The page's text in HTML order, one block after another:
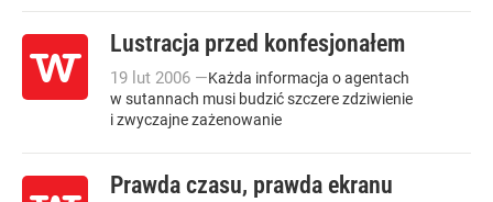
Lustracja przed konfesjonałem
19 lut 2006 —Każda informacja o agentach
w sutannach musi budzić szczere zdziwienie
i zwyczajne zażenowanie
Prawda czasu, prawda ekranu